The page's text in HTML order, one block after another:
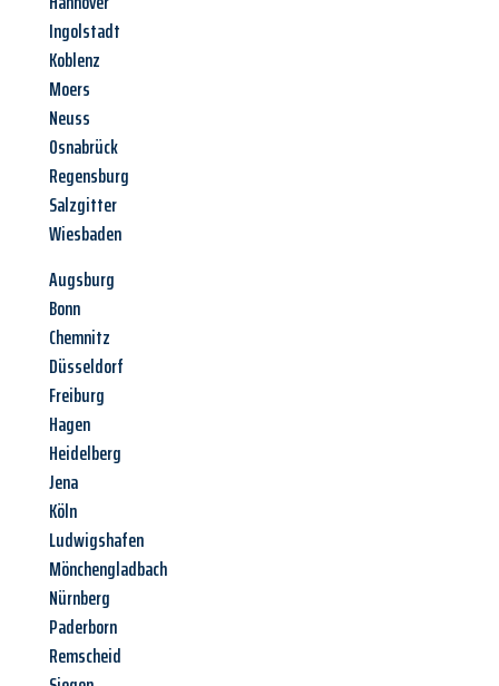
Ingolstadt
Koblenz
Moers
Neuss
Osnabrück
Regensburg
Salzgitter
Wiesbaden
Augsburg
Bonn
Chemnitz
Düsseldorf
Freiburg
Hagen
Heidelberg
Jena
Köln
Ludwigshafen
Mönchengladbach
Nürnberg
Paderborn
Remscheid